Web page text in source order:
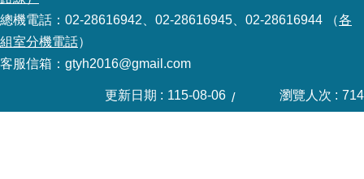
總機電話：02-28616942、02-28616945、02-28616944 （各
組室分機電話）
客服信箱：gtyh2016@gmail.com
更新日期 115-08-06 瀏覽人次 714